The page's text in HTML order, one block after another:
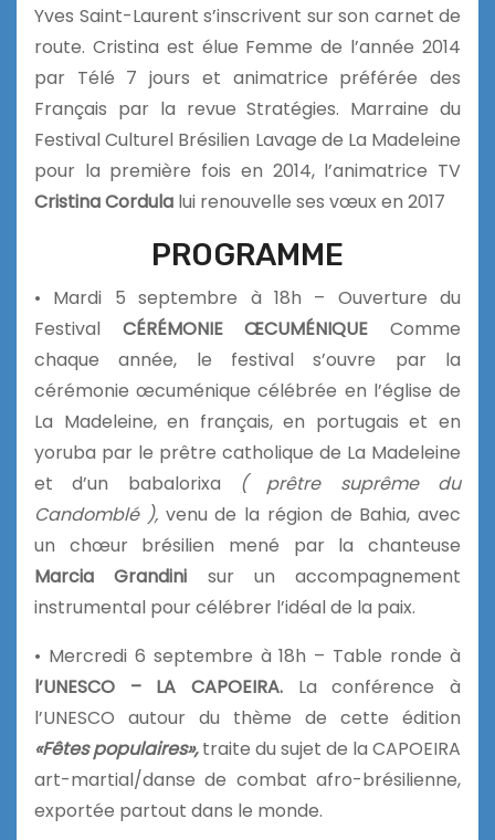
Yves Saint-Laurent s’inscrivent sur son carnet de
route. Cristina est élue Femme de l’année 2014
par Télé 7 jours et animatrice préférée des
Français par la revue Stratégies. Marraine du
Festival Culturel Brésilien Lavage de La Madeleine
pour la première fois en 2014, l’animatrice TV
Cristina Cordula lui renouvelle ses vœux en 2017
PROGRAMME
• Mardi 5 septembre à 18h – Ouverture du
Festival CÉRÉMONIE ŒCUMÉNIQUE Comme
chaque année, le festival s’ouvre par la
cérémonie œcuménique célébrée en l’église de
La Madeleine, en français, en portugais et en
yoruba par le prêtre catholique de La Madeleine
et d’un babalorixa ( prêtre suprême du
Candomblé ),venu de la région de Bahia, avec
un chœur brésilien mené par la chanteuse
Marcia Grandini sur un accompagnement
instrumental pour célébrer l’idéal de la paix.
• Mercredi 6 septembre à 18h – Table ronde à
l’UNESCO – LA CAPOEIRA. La conférence à
l’UNESCO autour du thème de cette édition
«Fêtes populaires», traite du sujet de la CAPOEIRA
art-martial/danse de combat afro-brésilienne,
exportée partout dans le monde.